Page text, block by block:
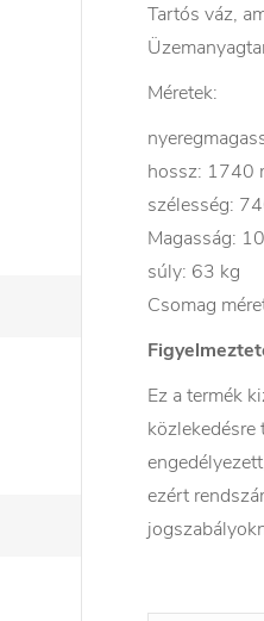
Tartós váz,
Méretek:
hossz: 1740
szélesség:
Magasság:
súly: 63 kg
Csomag
Ez a termék
közlekedésre
ezért